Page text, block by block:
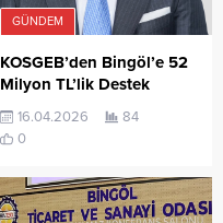
GÜNDEM
KOSGEB’den Bingöl’e 52
Milyon TL’lik Destek
16.04.2026
84
0